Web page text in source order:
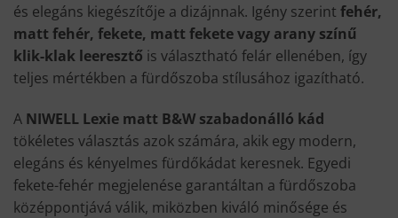
és elegáns kiegészítője a dizájnnak. Igény szerint fehér,
matt fehér, fekete, matt fekete vagy arany színű
klik-klak leeresztő is választható felár ellenében, így
teljes mértékben a fürdőszoba stílusához igazítható.
A NIWELL Lexie matt B&W szabadonálló kád
tökéletes választás azok számára, akik egy modern,
elegáns és kényelmes fürdőkádat keresnek. Egyedi
fekete-fehér megjelenése garantáltan a fürdőszoba
középpontjává válik, miközben kiváló minősége és